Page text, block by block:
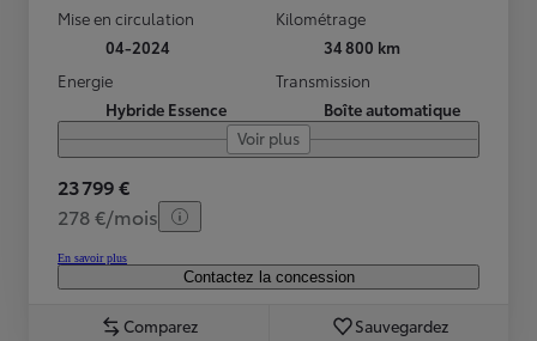
Mise en circulation
04-2024
Kilométrage
34 800 km
Energie
Hybride Essence
Transmission
Boîte automatique
Voir plus
23 799 €
278 €/mois
En savoir plus
Contactez la concession
Comparez Sauvegardez